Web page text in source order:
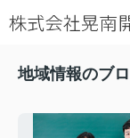
地域情報のブ